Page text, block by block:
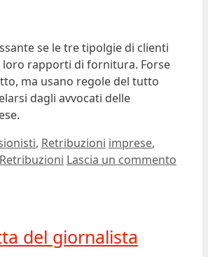
se le tre tipolgie di clienti
rapporti di fornitura. Forse
ma usano regole del tutto
dagli avvocati delle
, Retribuzioni Tag
imprese,
Retribuzioni Lascia un commento
del giornalista